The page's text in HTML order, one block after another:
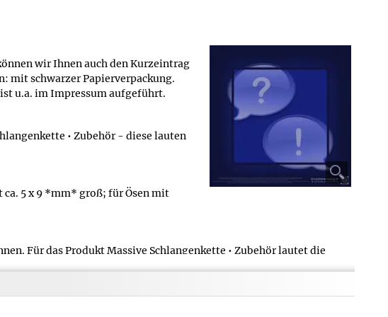
wir Ihnen auch den Kurzeintrag
mit schwarzer Papierverpackung.
u.a. im Impressum aufgeführt.
• Zubehör - diese lauten
ca. 5 x 9 *mm* groß; für Ösen mit
Für das Produkt Massive Schlangenkette • Zubehör lautet die
• Zubehör gibt der Hersteller an?